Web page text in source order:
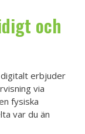
och
erbjuder
via
fysiska
var du än